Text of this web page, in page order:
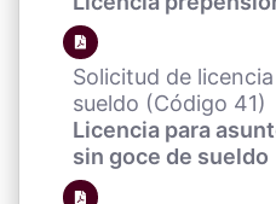
Solicitud de
sueldo (Código 41)
Licencia para
sin goce de sueldo